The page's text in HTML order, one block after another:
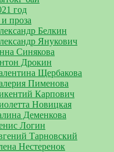
год
проза
Белкин
Янукович
Синякова
Дрокин
Щербакова
Пименова
Карпович
Новицкая
Деменкова
Логин
Тарновский
Нестеренок